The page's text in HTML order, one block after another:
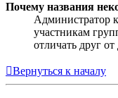
Почему названия
Администратор
участникам
отличать друг от
Вернуться к началу